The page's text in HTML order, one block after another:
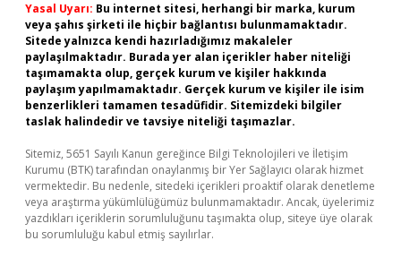
Yasal Uyarı: Bu internet sitesi, herhangi bir marka, kurum
veya şahıs şirketi ile hiçbir bağlantısı bulunmamaktadır.
Sitede yalnızca kendi hazırladığımız makaleler
paylaşılmaktadır. Burada yer alan içerikler haber niteliği
taşımamakta olup, gerçek kurum ve kişiler hakkında
paylaşım yapılmamaktadır. Gerçek kurum ve kişiler ile isim
benzerlikleri tamamen tesadüfidir. Sitemizdeki bilgiler
taslak halindedir ve tavsiye niteliği taşımazlar.
Sitemiz, 5651 Sayılı Kanun gereğince Bilgi Teknolojileri ve İletişim
Kurumu (BTK) tarafından onaylanmış bir Yer Sağlayıcı olarak hizmet
vermektedir. Bu nedenle, sitedeki içerikleri proaktif olarak denetleme
veya araştırma yükümlülüğümüz bulunmamaktadır. Ancak, üyelerimiz
yazdıkları içeriklerin sorumluluğunu taşımakta olup, siteye üye olarak
bu sorumluluğu kabul etmiş sayılırlar.